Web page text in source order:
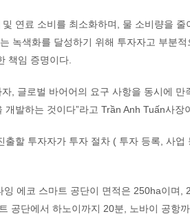
연료 소비를 최소화하며, 물 소비량을
녹색화를 달성하기 위해 투자자고 부분
책임 증명이다.
, 글로벌 바어어의 요구 사항을 동시에
발하는 것이다”라고 Trần Anh Tuấn사장
출할 투자자가 투자 절차 ( 투자 등록, 사
에코 스마트 공단이 면적은 250ha이며
공단에서 하노이까지 20분, 노바이 공항